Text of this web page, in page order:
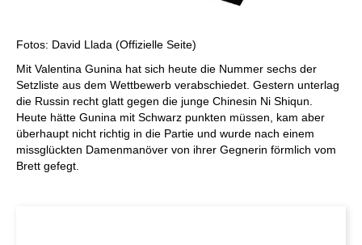
Fotos: David Llada (Offizielle Seite)
Mit Valentina Gunina hat sich heute die Nummer sechs der
Setzliste aus dem Wettbewerb verabschiedet. Gestern unterlag
die Russin recht glatt gegen die junge Chinesin Ni Shiqun.
Heute hätte Gunina mit Schwarz punkten müssen, kam aber
überhaupt nicht richtig in die Partie und wurde nach einem
missglückten Damenmanöver von ihrer Gegnerin förmlich vom
Brett gefegt.